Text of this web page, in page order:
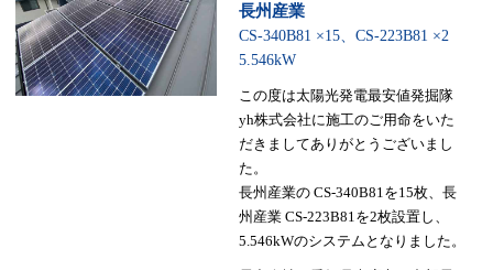
長州産業
CS-340B81 ×15、CS-223B81 ×2
5.546kW
この度は太陽光発電最安値発掘隊
yh株式会社に施工のご用命をいた
だきましてありがとうございまし
た。
長州産業の CS-340B81を15枚、長
州産業 CS-223B81を2枚設置し、
5.546kWのシステムとなりました。